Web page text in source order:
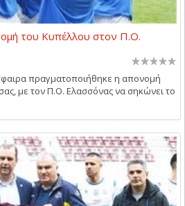
του Κυπέλλου στον Π.Ο.
πραγματοποιήθηκε η απονομή
με τον Π.Ο. Ελασσόνας να σηκώνει το